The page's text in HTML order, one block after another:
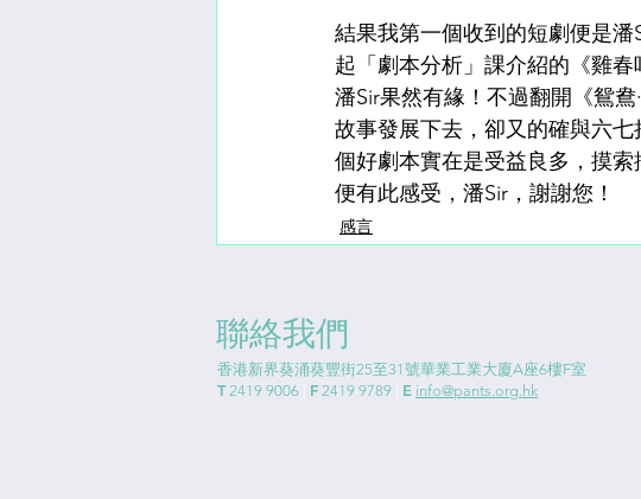
結果我第一個收到的短劇便是潘
起「劇本分析」課介紹的《雞
潘Sir果然有緣！不過翻開《鴛
故事發展下去，卻又的確與六
個好劇本實在是受益良多，摸索
便有此感受，潘Sir，謝謝您！
感⾔
聯絡我們
香港新界葵涌葵豐街25至31號華業工業大廈A座6樓F室
T2419 9006 F 2419 9789 E info@pants.org.hk